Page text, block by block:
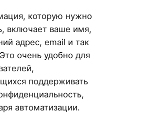
которую нужно
включает ваше имя,
адрес, email и так
очень удобно для
поддерживать
автоматизации.